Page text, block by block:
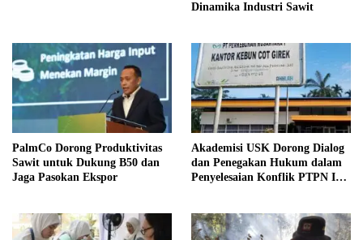
Dinamika Industri Sawit
PalmCo Dorong Produktivitas
Sawit untuk Dukung B50 dan
Jaga Pasokan Ekspor
Akademisi USK Dorong Dialog
dan Penegakan Hukum dalam
Penyelesaian Konflik PTPN IV